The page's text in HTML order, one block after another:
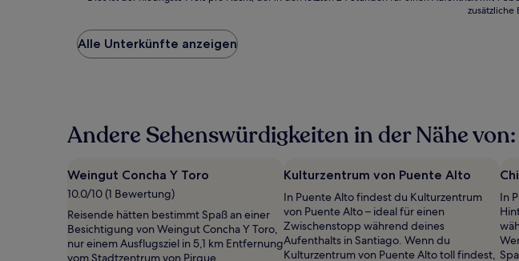
der
niedrigste
Preis
den
letzten
für
einen
Aufenthalt
mit
1 Übernachtung
von
2 Erwachsenen
zusätzliche
Alle Unterkünfte anzeigen
Andere Sehenswürdigkeiten in der Nähe
Weingut Concha Y Toro
10.0/10 (1 Bewertung)
Reisende hätten bestimmt Spaß an einer
Besichtigung von Weingut Concha Y Toro,
nur einem Ausflugsziel in 5,1 km Entfernung
vom Stadtzentrum von Pirque.
Kulturzentrum von Puente Alto
In Puente Alto findest du Kulturzentrum
von Puente Alto – ideal für einen
Zwischenstopp während deines
Aufenthalts in Santiago. Wenn du
Kulturzentrum von Puente Alto toll findest,
In